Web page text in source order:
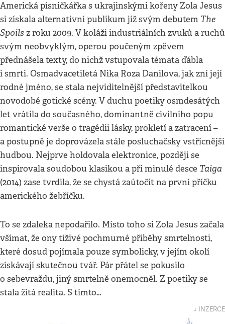
Americká písničkářka s ukrajinskými kořeny Zola Jesus
si získala alternativní publikum již svým debutem The
Spoilsz roku 2009. V koláži industriálních zvuků a ruchů
svým neobvyklým, operou poučeným zpěvem
přednášela texty, do nichž vstupovala témata ďábla
i smrti. Osmadvacetiletá Nika Roza Danilova, jak zní její
rodné jméno, se stala nejviditelnější představitelkou
novodobé gotické scény. V duchu poetiky osmdesátých
let vrátila do současného, dominantně civilního popu
romantické verše o tragédii lásky, prokletí a zatracení –
a postupně je doprovázela stále posluchačsky vstřícnější
hudbou. Nejprve holdovala elektronice, později se
inspirovala soudobou klasikou a při minulé desce Taiga
(2014) zase tvrdila, že se chystá zaútočit na první příčku
amerického žebříčku.
To se zdaleka nepodařilo. Místo toho si Zola Jesus začala
všímat, že ony tíživé pochmurné příběhy smrtelnosti,
které dosud pojímala pouze symbolicky, v jejím okolí
získávají skutečnou tvář. Pár přátel se pokusilo
o sebevraždu, jiný smrtelně onemocněl. Z poetiky se
stala žitá realita. S tímto…
↓ INZERCE